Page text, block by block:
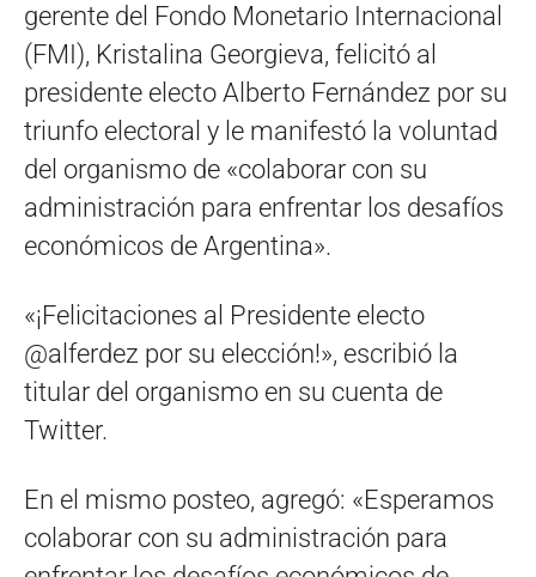
gerente del Fondo Monetario Internacional
(FMI), Kristalina Georgieva, felicitó al
presidente electo Alberto Fernández por su
triunfo electoral y le manifestó la voluntad
del organismo de «colaborar con su
administración para enfrentar los desafíos
económicos de Argentina».
«¡Felicitaciones al Presidente electo
@alferdez por su elección!», escribió la
titular del organismo en su cuenta de
Twitter.
En el mismo posteo, agregó: «Esperamos
colaborar con su administración para